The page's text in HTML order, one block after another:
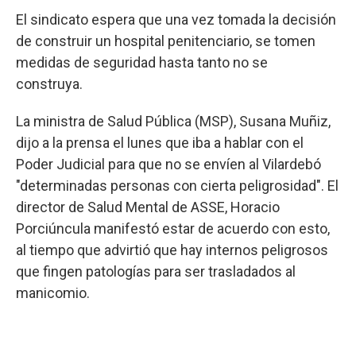
El sindicato espera que una vez tomada la decisión
de construir un hospital penitenciario, se tomen
medidas de seguridad hasta tanto no se
construya.
La ministra de Salud Pública (MSP), Susana Muñiz,
dijo a la prensa el lunes que iba a hablar con el
Poder Judicial para que no se envíen al Vilardebó
"determinadas personas con cierta peligrosidad". El
director de Salud Mental de ASSE, Horacio
Porciúncula manifestó estar de acuerdo con esto,
al tiempo que advirtió que hay internos peligrosos
que fingen patologías para ser trasladados al
manicomio.